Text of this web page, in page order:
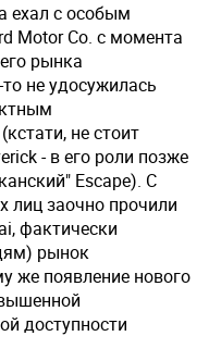
ехал с особым
Motor Co. с момента
рынка
не удосужилась
не стоит
- в его роли позже
Escape). С
лиц заочно прочили
фактически
рынок
же появление нового
доступности